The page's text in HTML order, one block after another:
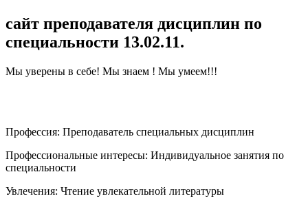
сайт преподавателя дисциплин по
специальности 13.02.11.
Мы уверены в себе! Мы знаем ! Мы умеем!!!
Профессия: Преподаватель специальных дисциплин
Профессиональные интересы: Индивидуальное занятия по
специальности
Увлечения: Чтение увлекательной литературы